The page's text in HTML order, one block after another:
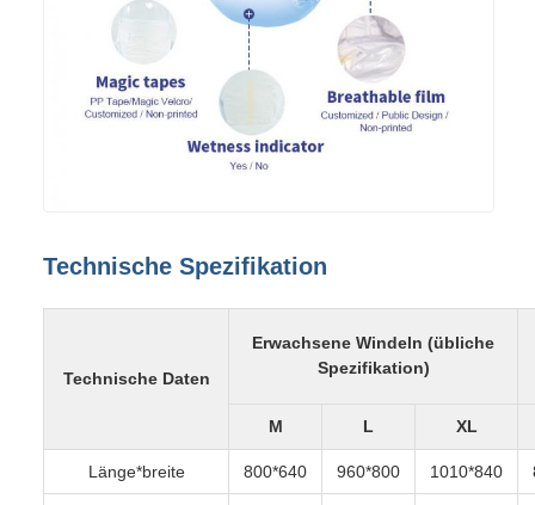
Technische Spezifikation
Technische Daten
Erwachsene Windeln (übliche
Spezifikation)
M L XL
Länge*breite 800*640 960*800 1010*840